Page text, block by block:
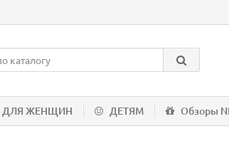
ДЛЯ ЖЕНЩИН ДЕТЯМ Обзоры